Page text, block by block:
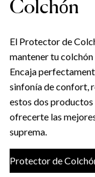
Colchón
El Protector de
mantener tu
Encaja
sinfonía de confort,
estos dos
ofrecerte las
suprema.
Protector de